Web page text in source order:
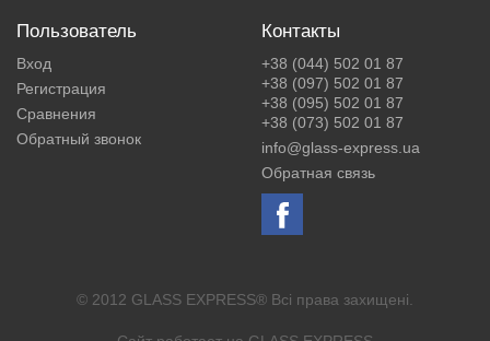
Пользователь
Вход
Регистрация
Сравнения
Обратный звонок
Контакты
+38 (044) 502 01 87
+38 (097) 502 01 87
+38 (095) 502 01 87
+38 (073) 502 01 87
info@glass-express.ua
Обратная связь
© 2012 GLASS EXPRESS® Всі права захищені.